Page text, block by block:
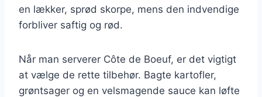
en lækker, sprød skorpe, mens den indvendige
forbliver saftig og rød.
Når man serverer Côte de Boeuf, er det vigtigt
at vælge de rette tilbehør. Bagte kartofler,
grøntsager og en velsmagende sauce kan løfte